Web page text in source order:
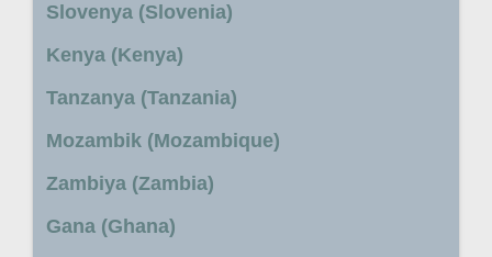
Slovenya (Slovenia)
Kenya (Kenya)
Tanzanya (Tanzania)
Mozambik (Mozambique)
Zambiya (Zambia)
Gana (Ghana)